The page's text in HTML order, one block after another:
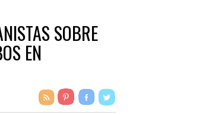
SOBRE
EN